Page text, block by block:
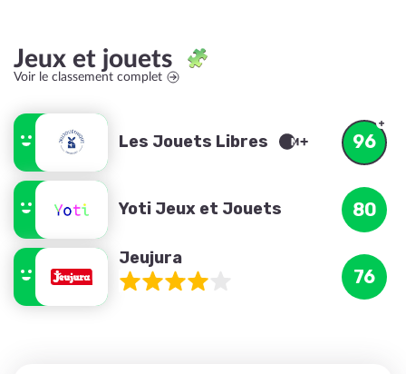
Jeux et jouets
Voir le classement complet
Les Jouets Libres 96
Yoti Jeux et Jouets 80
Jeujura
76